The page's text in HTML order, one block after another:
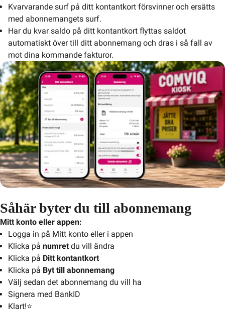
Kvarvarande surf på ditt kontantkort försvinner och ersätts
med abonnemangets surf.
Har du kvar saldo på ditt kontantkort flyttas saldot
automatiskt över till ditt abonnemang och dras i så fall av
mot dina kommande fakturor.
Såhär byter du till abonnemang
Mitt konto eller appen:
Logga in på Mitt konto eller i appen
Klicka på numret du vill ändra
Klicka på Ditt kontantkort
Klicka på Byt till abonnemang
Välj sedan det abonnemang du vill ha
Signera med BankID
Klart!⭐